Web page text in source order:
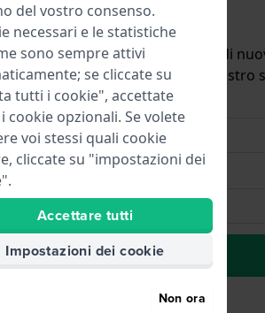
mail quando il prodotto sarà di
dopo viene cancellato dal nostro
alla lista dei desideri
del vostro consenso.
necessari e le statistiche
sono sempre attivi
se cliccate su
tutti i cookie", accettate
cookie opzionali. Se volete
voi stessi quali cookie
cliccate su "impostazioni dei
Accettare tutti
Impostazioni dei cookie
Non ora